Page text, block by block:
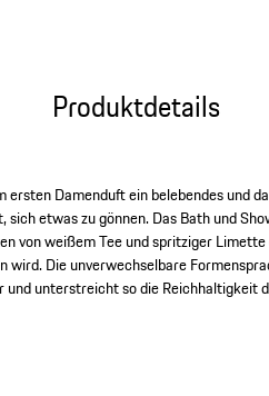
Produktdetails
ersten Damenduft ein belebendes und
etwas zu gönnen. Das Bath und
von weißem Tee und spritziger
wird. Die unverwechselbare
unterstreicht so die Reichhaltigkeit